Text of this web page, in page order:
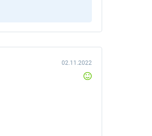
02.11.2022